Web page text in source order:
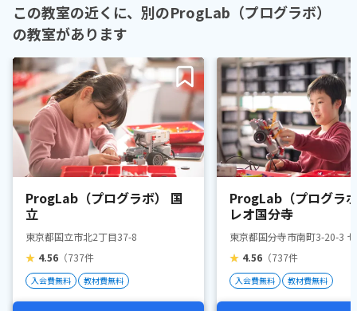
この教室の近くに、別のProgLab（プログラボ）
の教室があります
ProgLab（プログラボ） 国
立
東京都国立市北2丁目37-8
★ 4.56 （737件
入会費無料 教材費無料
ProgLab（プログラ
レオ国分寺
東京都国分寺市南町3-20-3
★ 4.56 （737件
入会費無料 教材費無料